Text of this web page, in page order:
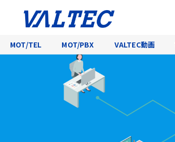
MOT/TEL MOT/PBX VALTEC動画